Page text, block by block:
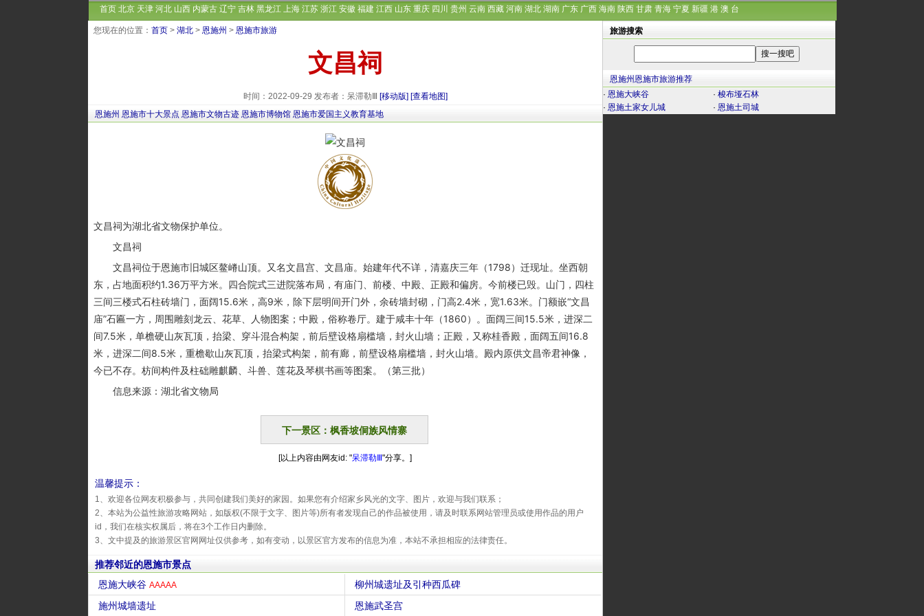
首页 北京 天津 河北 山西 内蒙古 辽宁 吉林 黑龙江 上海 江苏 浙江 安徽 福建 江西 山东 重庆 四川 贵州 云南 西藏 河南 湖北 湖南 广东 广西 海南 陕西 甘肃 青海 宁夏 新疆 港 澳 台
您现在的位置： 首页 > 湖北 > 恩施州 > 恩施市旅游
文昌祠
时间：2022-09-29 发布者：呆滞勒Ⅲ [移动版] [查看地图]
恩施州 恩施市十大景点 恩施市文物古迹 恩施市博物馆 恩施市爱国主义教育基地
文昌祠为湖北省文物保护单位。
文昌祠
文昌祠位于恩施市旧城区鳌嵴山顶。又名文昌宫、文昌庙。始建年代不详，清嘉庆三年（1798）迁现址。坐西朝
东，占地面积约1.36万平方米。四合院式三进院落布局，有庙门、前楼、中殿、正殿和偏房。今前楼已毁。山门，四柱
三间三楼式石柱砖墙门，面阔15.6米，高9米，除下层明间开门外，余砖墙封砌，门高2.4米，宽1.63米。门额嵌“文昌
庙”石匾一方，周围雕刻龙云、花草、人物图案；中殿，俗称卷厅。建于咸丰十年（1860）。面阔三间15.5米，进深二
间7.5米，单檐硬山灰瓦顶，抬梁、穿斗混合构架，前后壁设格扇槛墙，封火山墙；正殿，又称桂香殿，面阔五间16.8
米，进深二间8.5米，重檐歇山灰瓦顶，抬梁式构架，前有廊，前壁设格扇槛墙，封火山墙。殿内原供文昌帝君神像，
今已不存。枋间构件及柱础雕麒麟、斗兽、莲花及琴棋书画等图案。（第三批）
信息来源：湖北省文物局
下一景区：枫香坡侗族风情寨
[以上内容由网友id: "呆滞勒Ⅲ "分享。]
温馨提示：
1、欢迎各位网友积极参与，共同创建我们美好的家园。如果您有介绍家乡风光的文字、图片，欢迎与我们联系；
2、本站为公益性旅游攻略网站，如版权(不限于文字、图片等)所有者发现自己的作品被使用，请及时联系网站管理员或使用作品的用户
id，我们在核实权属后，将在3个工作日内删除。
3、文中提及的旅游景区官网网址仅供参考，如有变动，以景区官方发布的信息为准，本站不承担相应的法律责任。
推荐邻近的恩施市景点
恩施大峡谷 AAAAA
柳州城遗址及引种西瓜碑
施州城墙遗址
恩施武圣宫
旅游搜索
恩施州恩施市旅游推荐
· 恩施大峡谷 · 梭布垭石林
· 恩施土家女儿城 · 恩施土司城